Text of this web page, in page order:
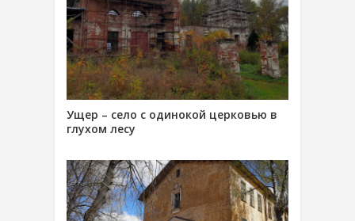
Ущер – село с одинокой церковью в
глухом лесу